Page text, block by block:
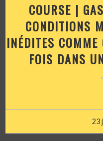
COURSE |
CONDITIONS
INÉDITES
FOIS DANS
23